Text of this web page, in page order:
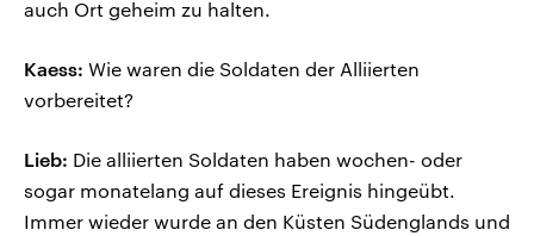
auch Ort geheim zu halten.
Kaess: Wie waren die Soldaten der Alliierten
vorbereitet?
Lieb: Die alliierten Soldaten haben wochen- oder
sogar monatelang auf dieses Ereignis hingeübt.
Immer wieder wurde an den Küsten Südenglands und